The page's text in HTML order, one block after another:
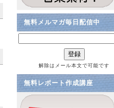
無料メルマガ毎日配信中
解除はメール本文で可能です
無料レポート作成講座